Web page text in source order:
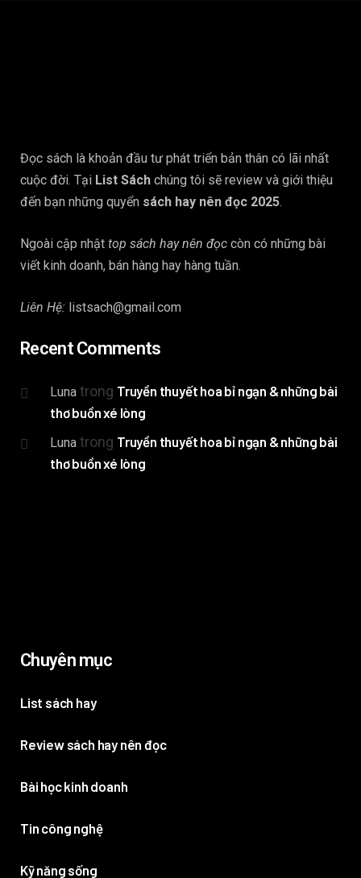
Đọc sách là khoản đầu tư phát triển bản thân có lãi nhất
cuộc đời. Tại List Sách chúng tôi sẽ review và giới thiệu
đến bạn những quyển sách hay nên đọc 2025.
Ngoài cập nhật top sách hay nên đọc còn có những bài
viết kinh doanh, bán hàng hay hàng tuần.
Liên Hệ: listsach@gmail.com
Recent Comments
Luna trong Truyền thuyết hoa bỉ ngạn & những bài
thơ buồn xé lòng
Luna trong Truyền thuyết hoa bỉ ngạn & những bài
thơ buồn xé lòng
Chuyên mục
List sách hay
Review sách hay nên đọc
Bài học kinh doanh
Tin công nghệ
Kỹ năng sống